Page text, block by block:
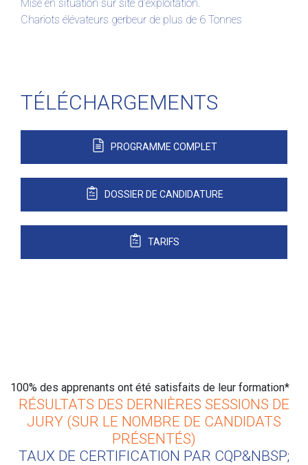
Mise en situation sur site d’exploitation.
Chariots élévateurs gerbeur de plus de 6 Tonnes
TÉLÉCHARGEMENTS
PROGRAMME COMPLET
DOSSIER DE CANDIDATURE
TARIFS
100% des apprenants ont été satisfaits de leur formation*
RÉSULTATS DES DERNIÈRES SESSIONS DE
JURY (SUR LE NOMBRE DE CANDIDATS
PRÉSENTÉS)
TAUX DE CERTIFICATION PAR CQP&NBSP;